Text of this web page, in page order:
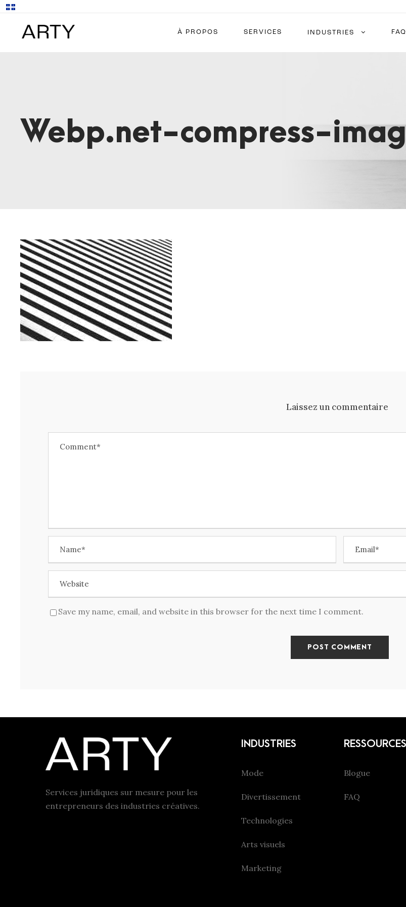
À PROPOS SERVICES INDUSTRIES FAQ
Webp.net-compress-
Laissez un commentaire
Save my name, email, and website in this browser for the next time I comment.
Services juridiques sur mesure pour les
entrepreneurs des industries créatives.
INDUSTRIES
Mode
Divertissement
Technologies
Arts visuels
Marketing
RESSOURCES
Blogue
FAQ